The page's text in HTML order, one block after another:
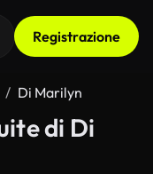
Registrazione
Di Marilyn
di Di